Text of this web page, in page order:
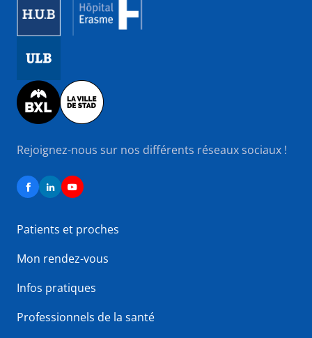
Image
Rejoignez-nous sur nos différents réseaux sociaux !
Patients et proches
Mon rendez-vous
Infos pratiques
Professionnels de la santé